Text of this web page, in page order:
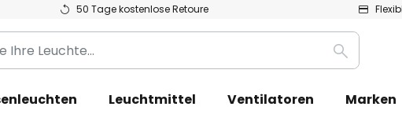
50 Tage kostenlose Retoure
Suche
Leuchtmittel Ventilatoren
Marken